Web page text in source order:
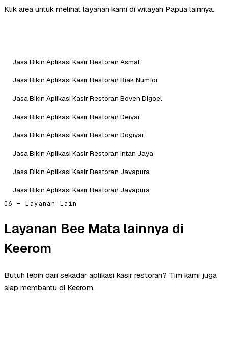
Klik area untuk melihat layanan kami di wilayah Papua lainnya.
Jasa Bikin Aplikasi Kasir Restoran Asmat
Jasa Bikin Aplikasi Kasir Restoran Biak Numfor
Jasa Bikin Aplikasi Kasir Restoran Boven Digoel
Jasa Bikin Aplikasi Kasir Restoran Deiyai
Jasa Bikin Aplikasi Kasir Restoran Dogiyai
Jasa Bikin Aplikasi Kasir Restoran Intan Jaya
Jasa Bikin Aplikasi Kasir Restoran Jayapura
Jasa Bikin Aplikasi Kasir Restoran Jayapura
06 — Layanan Lain
Layanan Bee Mata lainnya di
Keerom
Butuh lebih dari sekadar aplikasi kasir restoran? Tim kami juga
siap membantu di Keerom.